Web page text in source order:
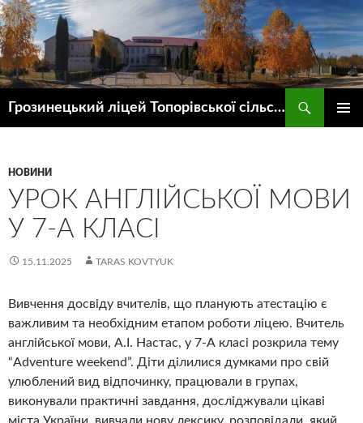
Грозинецький ліцей Топорівської сільської ради
НОВИНИ
УРОК АНГЛІЙСЬКОЇ МОВИ
У 7-А КЛАСІ
15.11.2025 TARAS KOVTYUK
Вивчення досвіду вчителів, що планують атестацію є
важливим та необхідним етапом роботи ліцею. Вчитель
англійської мови, А.І. Настас, у 7-А класі розкрила тему
“Adventure weekend”. Діти ділилися думками про свій
улюблений вид відпочинку, працювали в групах,
виконували практичні завдання, досліджували цікаві